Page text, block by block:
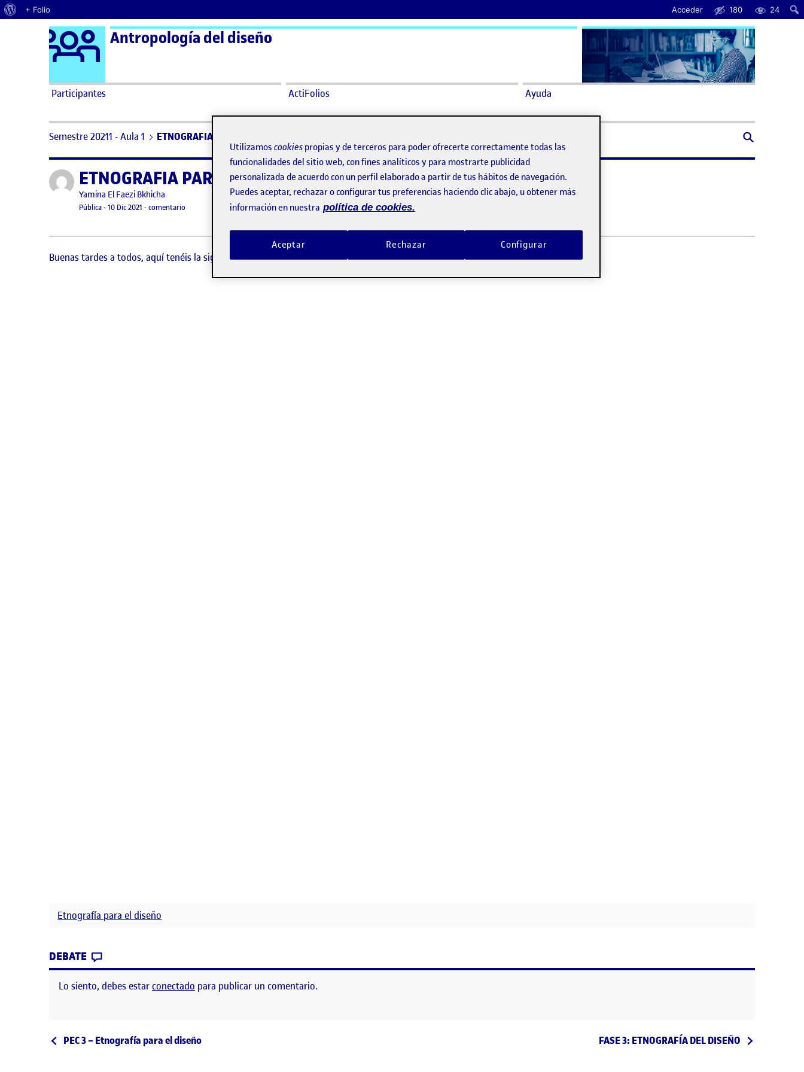
Acerca de WordPress
+ Folio Acceder 180 24
Saltar al contenido Logo Ágora
Antropología del diseño
Participantes ActiFolios Ayuda
Semestre 20211 - Aula 1 ETNOGRAFIA PARA EL DISEÑO
Publicado porETNOGRAFIA PARA EL DISEÑO
Publicado por
Yamina El Faezi Bkhicha
Visibilidad:
Pública-Fecha de publicación
10 Dic 2021 -comentario en ETNOGRAFIA PARA EL DISEÑO
Buenas tardes a todos, aquí tenéis la siguiente parte del trabajo. espero que os guste.
Etnografía para el diseño
DEBATE
Lo siento, debes estarconectado para publicar un comentario.
Navegación de entradas
Entrada anterior
PEC 3 – Etnografía para el diseño Entrada siguiente
FASE 3: ETNOGRAFÍA DEL DISEÑO
Utilizamos cookies propias y de terceros para poder ofrecerte correctamente todas las
funcionalidades del sitio web, con fines analíticos y para mostrarte publicidad
personalizada de acuerdo con un perfil elaborado a partir de tus hábitos de navegación.
Puedes aceptar, rechazar o configurar tus preferencias haciendo clic abajo, u obtener más
información en nuestra política de cookies.
Rechazar
Aceptar Configurar